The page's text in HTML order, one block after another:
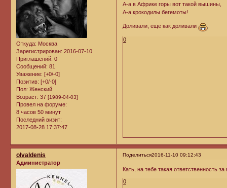
Откуда: Москва
Зарегистрирован: 2016-07-10
Приглашений: 0
Сообщений: 81
Уважение: [+0/-0]
Позитив: [+0/-0]
Пол: Женский
Возраст: 37 [1989-04-03]
Провел на форуме:
8 часов 50 минут
Последний визит:
2017-08-28 17:37:47
А-а в Африке горы вот такой вышины,
А-а крокодилы бегемоты!
Доливали, еще как доливали
0
Поделиться2016-11-10 09:12:43
olvaldenis
Администратор
Кать, на тебе такая ответственность
0